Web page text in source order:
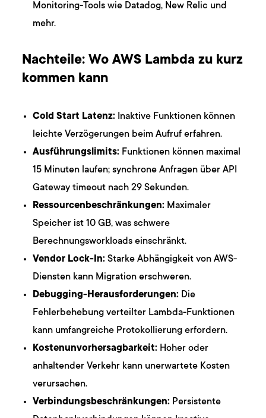
Monitoring-Tools wie Datadog, New Relic und
mehr.
Nachteile: Wo AWS Lambda zu kurz
kommen kann
Cold Start Latenz: Inaktive Funktionen können
leichte Verzögerungen beim Aufruf erfahren.
Ausführungslimits: Funktionen können maximal
15 Minuten laufen; synchrone Anfragen über API
Gateway timeout nach 29 Sekunden.
Ressourcenbeschränkungen: Maximaler
Speicher ist 10 GB, was schwere
Berechnungsworkloads einschränkt.
Vendor Lock-In: Starke Abhängigkeit von AWS-
Diensten kann Migration erschweren.
Debugging-Herausforderungen: Die
Fehlerbehebung verteilter Lambda-Funktionen
kann umfangreiche Protokollierung erfordern.
Kostenunvorhersagbarkeit: Hoher oder
anhaltender Verkehr kann unerwartete Kosten
verursachen.
Verbindungsbeschränkungen: Persistente